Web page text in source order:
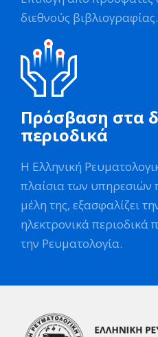
διεθνούς βιβλιογραφίας.
Πρόσβαση στα
περιοδικά
Η Ελληνική
πλαίσια των υπηρεσιών
μέλη της, εξασφαλίζει
ηλεκτρονικά περιοδικά
την Ρευματολογία.